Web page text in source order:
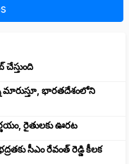
మారుస్తూ, భారతదేశంలోని
రైతులకు ఊరట
సీఎం రేవంత్ రెడ్డి కీలక